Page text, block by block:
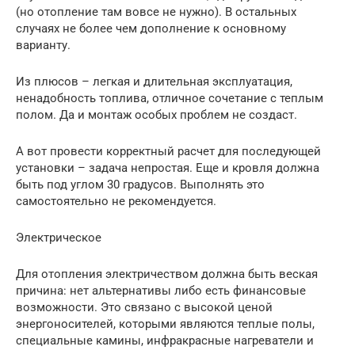
(но отопление там вовсе не нужно). В остальных
случаях не более чем дополнение к основному
варианту.
Из плюсов – легкая и длительная эксплуатация,
ненадобность топлива, отличное сочетание с теплым
полом. Да и монтаж особых проблем не создаст.
А вот провести корректный расчет для последующей
установки – задача непростая. Еще и кровля должна
быть под углом 30 градусов. Выполнять это
самостоятельно не рекомендуется.
Электрическое
Для отопления электричеством должна быть веская
причина: нет альтернативы либо есть финансовые
возможности. Это связано с высокой ценой
энергоносителей, которыми являются теплые полы,
специальные камины, инфракрасные нагреватели и